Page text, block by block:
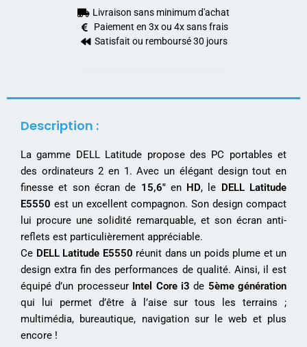
Livraison sans minimum d'achat
Paiement en 3x ou 4x sans frais
Satisfait ou remboursé 30 jours
Description :
La gamme DELL Latitude propose des PC portables et
des ordinateurs 2 en 1. Avec un élégant design tout en
finesse et son écran de 15,6″enHD, le DELL Latitude
E5550 est un excellent compagnon. Son design compact
lui procure une solidité remarquable, et son écran anti-
reflets est particulièrement appréciable.
Ce DELL Latitude E5550 réunit dans un poids plume et un
design extra fin des performances de qualité. Ainsi, il est
équipé d’un processeurIntel Core i3 de 5ème génération
qui lui permet d’être à l’aise sur tous les terrains ;
multimédia, bureautique, navigation sur le web et plus
encore !